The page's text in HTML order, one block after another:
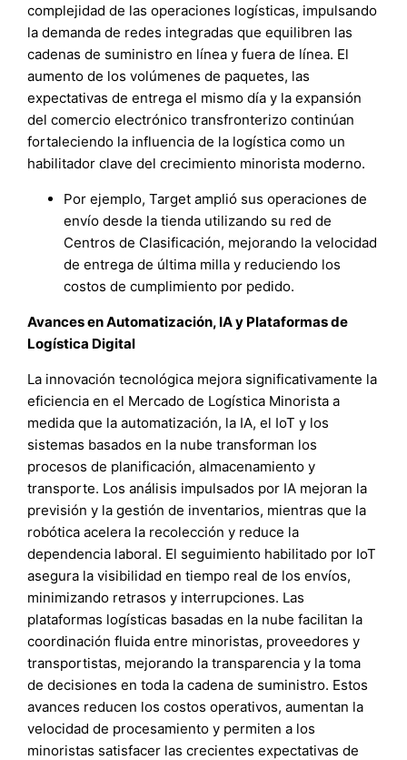
complejidad de las operaciones logísticas, impulsando
la demanda de redes integradas que equilibren las
cadenas de suministro en línea y fuera de línea. El
aumento de los volúmenes de paquetes, las
expectativas de entrega el mismo día y la expansión
del comercio electrónico transfronterizo continúan
fortaleciendo la influencia de la logística como un
habilitador clave del crecimiento minorista moderno.
Por ejemplo, Target amplió sus operaciones de
envío desde la tienda utilizando su red de
Centros de Clasificación, mejorando la velocidad
de entrega de última milla y reduciendo los
costos de cumplimiento por pedido.
Avances en Automatización, IA y Plataformas de
Logística Digital
La innovación tecnológica mejora significativamente la
eficiencia en el Mercado de Logística Minorista a
medida que la automatización, la IA, el IoT y los
sistemas basados en la nube transforman los
procesos de planificación, almacenamiento y
transporte. Los análisis impulsados por IA mejoran la
previsión y la gestión de inventarios, mientras que la
robótica acelera la recolección y reduce la
dependencia laboral. El seguimiento habilitado por IoT
asegura la visibilidad en tiempo real de los envíos,
minimizando retrasos y interrupciones. Las
plataformas logísticas basadas en la nube facilitan la
coordinación fluida entre minoristas, proveedores y
transportistas, mejorando la transparencia y la toma
de decisiones en toda la cadena de suministro. Estos
avances reducen los costos operativos, aumentan la
velocidad de procesamiento y permiten a los
minoristas satisfacer las crecientes expectativas de